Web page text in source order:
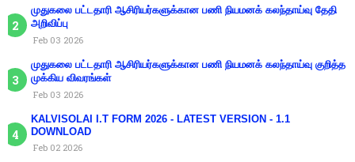
முதுகலை பட்டதாரி ஆசிரியர்களுக்கான பணி நியமனக் கலந்தாய்வு தேதி
அறிவிப்பு
Feb 03 2026
முதுகலை பட்டதாரி ஆசிரியர்களுக்கான பணி நியமனக் கலந்தாய்வு குறித்த
முக்கிய விவரங்கள்
Feb 03 2026
KALVISOLAI I.T FORM 2026 - LATEST VERSION - 1.1
DOWNLOAD
Feb 02 2026